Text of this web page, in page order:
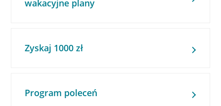
wakacyjne plany
Zyskaj 1000 zł
Program poleceń